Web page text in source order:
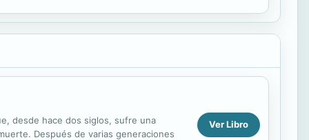
desde hace dos siglos, sufre una
Después de varias generaciones
Ver Libro